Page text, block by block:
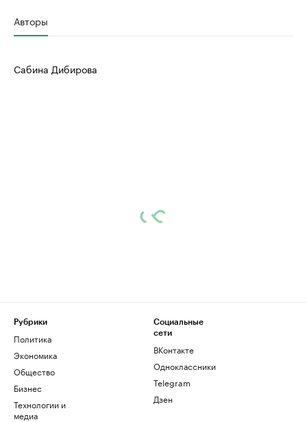
Авторы
Сабина Дибирова
Рубрики
Политика
Экономика
Общество
Бизнес
Технологии и
медиа
Социальные
сети
ВКонтакте
Одноклассники
Telegram
Дзен